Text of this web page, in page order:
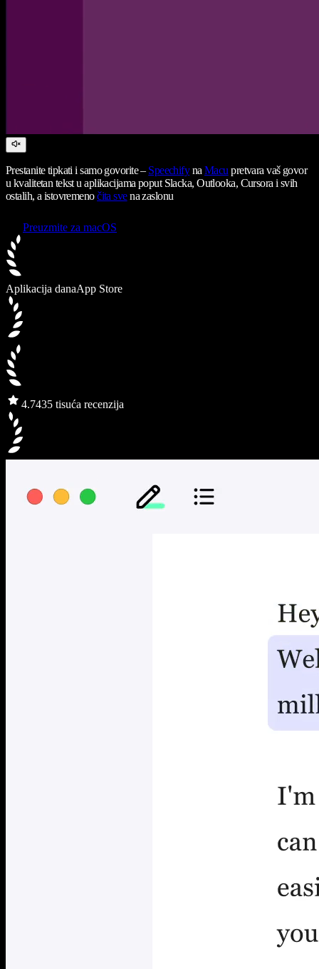
Prestanite tipkati i samo govorite – SpeechifynaMacu pretvara vaš govor
u kvalitetan tekst u aplikacijama poput Slacka, Outlooka, Cursora i svih
ostalih, a istovremenočita svena zaslonu
Preuzmite za macOS
Aplikacija danaApp Store
4.7435 tisuća recenzija